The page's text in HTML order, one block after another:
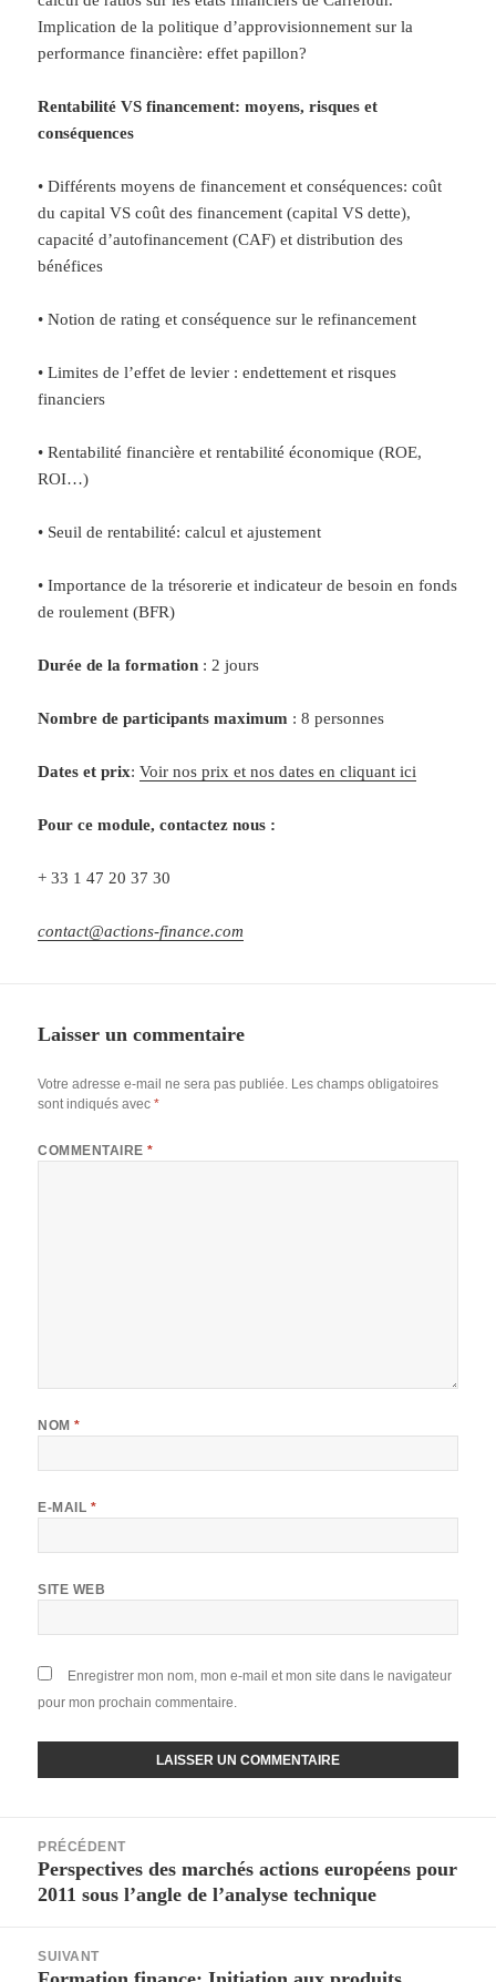
Implication de la politique d’approvisionnement sur la
performance financière: effet papillon?
Rentabilité VS financement: moyens, risques et
conséquences
• Différents moyens de financement et conséquences: coût
du capital VS coût des financement (capital VS dette),
capacité d’autofinancement (CAF) et distribution des
bénéfices
• Notion de rating et conséquence sur le refinancement
• Limites de l’effet de levier : endettement et risques
financiers
• Rentabilité financière et rentabilité économique (ROE,
ROI…)
• Seuil de rentabilité: calcul et ajustement
• Importance de la trésorerie et indicateur de besoin en fonds
de roulement (BFR)
Durée de la formation : 2 jours
Nombre de participants maximum : 8 personnes
Dates et prix:Voir nos prix et nos dates en cliquant ici
Pour ce module, contactez nous :
+ 33 1 47 20 37 30
contact@actions-finance.com
Laisser un commentaire
Votre adresse e-mail ne sera pas publiée. Les champs obligatoires
sont indiqués avec*
COMMENTAIRE*
NOM*
E-MAIL *
SITE WEB
Enregistrer mon nom, mon e-mail et mon site dans le navigateur
pour mon prochain commentaire.
PRÉCÉDENT
Article
précédent :
Perspectives des marchés actions européens pour
2011 sous l’angle de l’analyse technique
SUIVANT